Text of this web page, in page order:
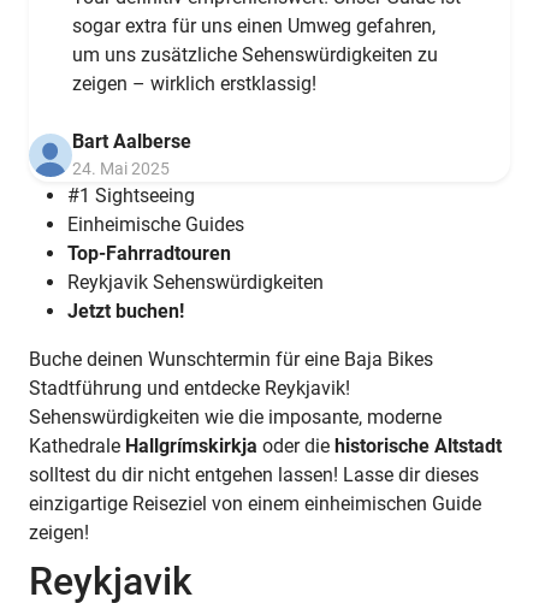
sogar extra für uns einen Umweg gefahren,
um uns zusätzliche Sehenswürdigkeiten zu
zeigen – wirklich erstklassig!
Bart Aalberse
24. Mai 2025
#1 Sightseeing
Einheimische Guides
Top-Fahrradtouren
Reykjavik Sehenswürdigkeiten
Jetzt buchen!
Buche deinen Wunschtermin für eine Baja Bikes
Stadtführung und entdecke Reykjavik!
Sehenswürdigkeiten wie die imposante, moderne
Kathedrale Hallgrímskirkja oder die historische Altstadt
solltest du dir nicht entgehen lassen! Lasse dir dieses
einzigartige Reiseziel von einem einheimischen Guide
zeigen!
Reykjavik